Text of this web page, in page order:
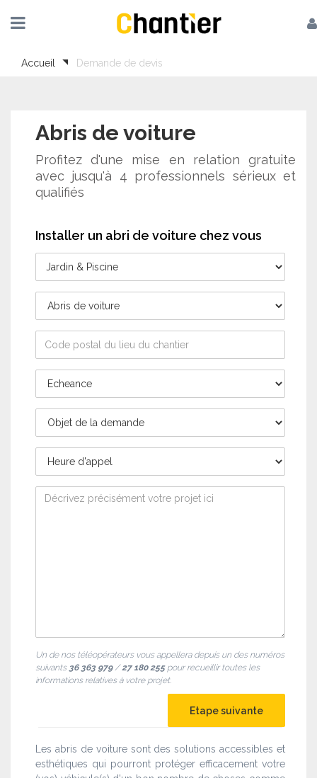
Accueil Demande de devis
Abris de voiture
Profitez d'une mise en relation gratuite
avec jusqu'à 4 professionnels sérieux et
qualifiés
Installer un abri de voiture chez vous
Un de nos téléopérateurs vous appellera depuis un des numéros
suivants 36 363 979/27 180 255pour recueillir toutes les
informations relatives à votre projet.
Les abris de voiture sont des solutions accessibles et
esthétiques qui pourront protéger efficacement votre